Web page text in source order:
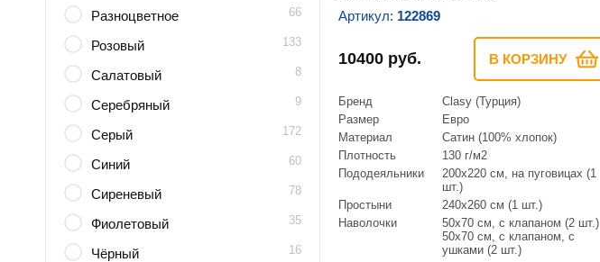
Разноцветное 66
Розовый 133
Салатовый 8
Серебряный 9
Серый 172
Синий 60
Сиреневый 78
Фиолетовый 35
Чёрный 16
Артикул: 122869
10400 руб. В КОРЗИНУ
Бренд
Clasy (Турция)
Размер
Евро
Материал
Сатин (100% хлопок)
Плотность
130 г/м2
Пододеяльники
200х220 см, на пуговицах (1
шт.)
Простыни
240х260 см (1 шт.)
Наволочки
50х70 см, с клапаном (2 шт.)
50х70 см, с клапаном, с
ушками (2 шт.)